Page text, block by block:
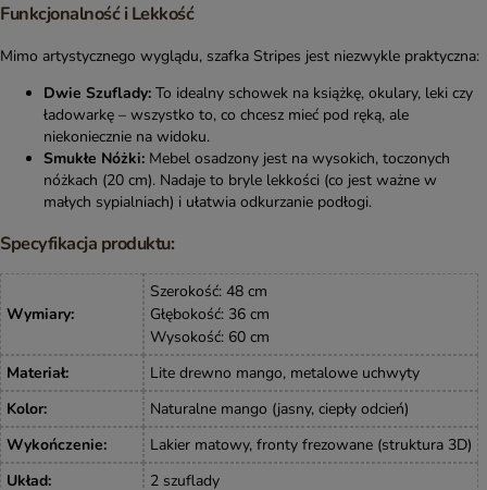
Funkcjonalność i Lekkość
Mimo artystycznego wyglądu, szafka Stripes jest niezwykle praktyczna:
Dwie Szuflady: To idealny schowek na książkę, okulary, leki czy
ładowarkę – wszystko to, co chcesz mieć pod ręką, ale
niekoniecznie na widoku.
Smukłe Nóżki: Mebel osadzony jest na wysokich, toczonych
nóżkach (20 cm). Nadaje to bryle lekkości (co jest ważne w
małych sypialniach) i ułatwia odkurzanie podłogi.
Specyfikacja produktu:
Wymiary:
Szerokość: 48 cm
Głębokość: 36 cm
Wysokość: 60 cm
Materiał:
Lite drewno mango, metalowe uchwyty
Kolor:
Naturalne mango (jasny, ciepły odcień)
Wykończenie:
Lakier matowy, fronty frezowane (struktura 3D)
Układ:
2 szuflady